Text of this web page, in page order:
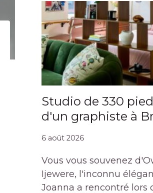
Studio de 330
d'un graphiste à
6 août 2026
Vous vous souvenez
Ijewere, l'inconnu
Joanna a rencontré lors